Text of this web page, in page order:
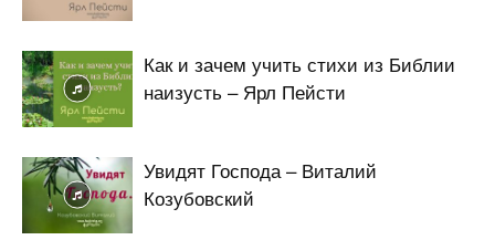
Как и зачем учить стихи из Библии
наизусть – Ярл Пейсти
Увидят Господа – Виталий
Козубовский